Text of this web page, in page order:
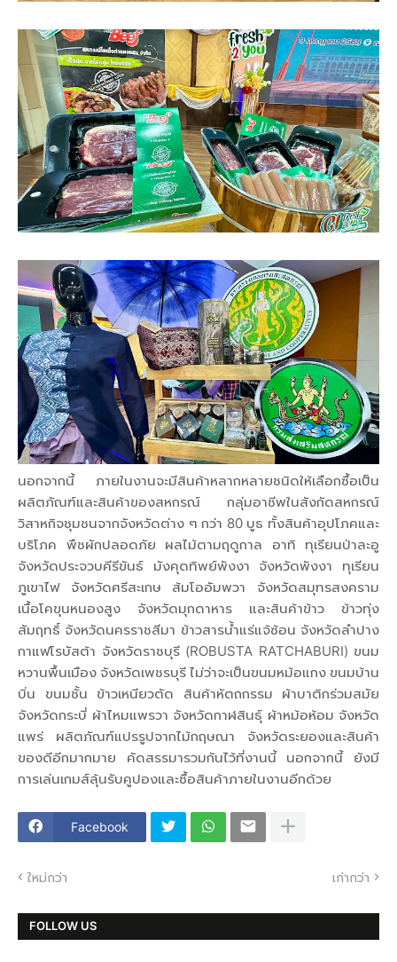
นอกจากนี้ ภายในงานจะมีสินค้าหลากหลายชนิดให้เลือกซื้อเป็น
ผลิตภัณฑ์และสินค้าของสหกรณ์ กลุ่มอาชีพในสังกัดสหกรณ์
วิสาหกิจชุมชนจากจังหวัดต่าง ๆ กว่า 80 บูธ ทั้งสินค้าอุปโภคและ
บริโภค พืชผักปลอดภัย ผลไม้ตามฤดูกาล อาทิ ทุเรียนป่าละอู
จังหวัดประจวบคีรีขันธ์ มังคุดทิพย์พังงา จังหวัดพังงา ทุเรียน
ภูเขาไฟ จังหวัดศรีสะเกษ ส้มโออัมพวา จังหวัดสมุทรสงคราม
เนื้อโคขุนหนองสูง จังหวัดมุกดาหาร และสินค้าข้าว ข้าวทุ่ง
สัมฤทธิ์ จังหวัดนครราชสีมา ข้าวสารน้ำแร่แจ้ซ้อน จังหวัดลำปาง
กาแฟโรบัสต้า จังหวัดราชบุรี (ROBUSTA RATCHABURI) ขนม
หวานพื้นเมือง จังหวัดเพชรบุรี ไม่ว่าจะเป็นขนมหม้อแกง ขนมบ้าน
บิ่น ขนมชั้น ข้าวเหนียวตัด สินค้าหัตถกรรม ผ้าบาติกร่วมสมัย
จังหวัดกระบี่ ผ้าไหมแพรวา จังหวัดกาฬสินธุ์ ผ้าหม้อห้อม จังหวัด
แพร่ ผลิตภัณฑ์แปรรูปจากไม้กฤษณา จังหวัดระยองและสินค้า
ของดีอีกมากมาย คัดสรรมารวมกันไว้ที่งานนี้ นอกจากนี้ ยังมี
การเล่นเกมส์ลุ้นรับคูปองและซื้อสินค้าภายในงานอีกด้วย
Facebook
ใหม่กว่า เก่ากว่า
FOLLOW US